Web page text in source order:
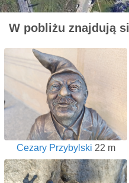
W pobliżu znajdują
Cezary Przybylski 22 m